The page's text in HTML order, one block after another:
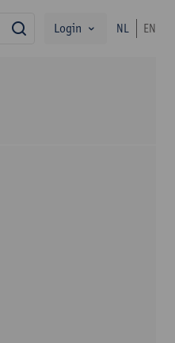
zoekLogin NL EN